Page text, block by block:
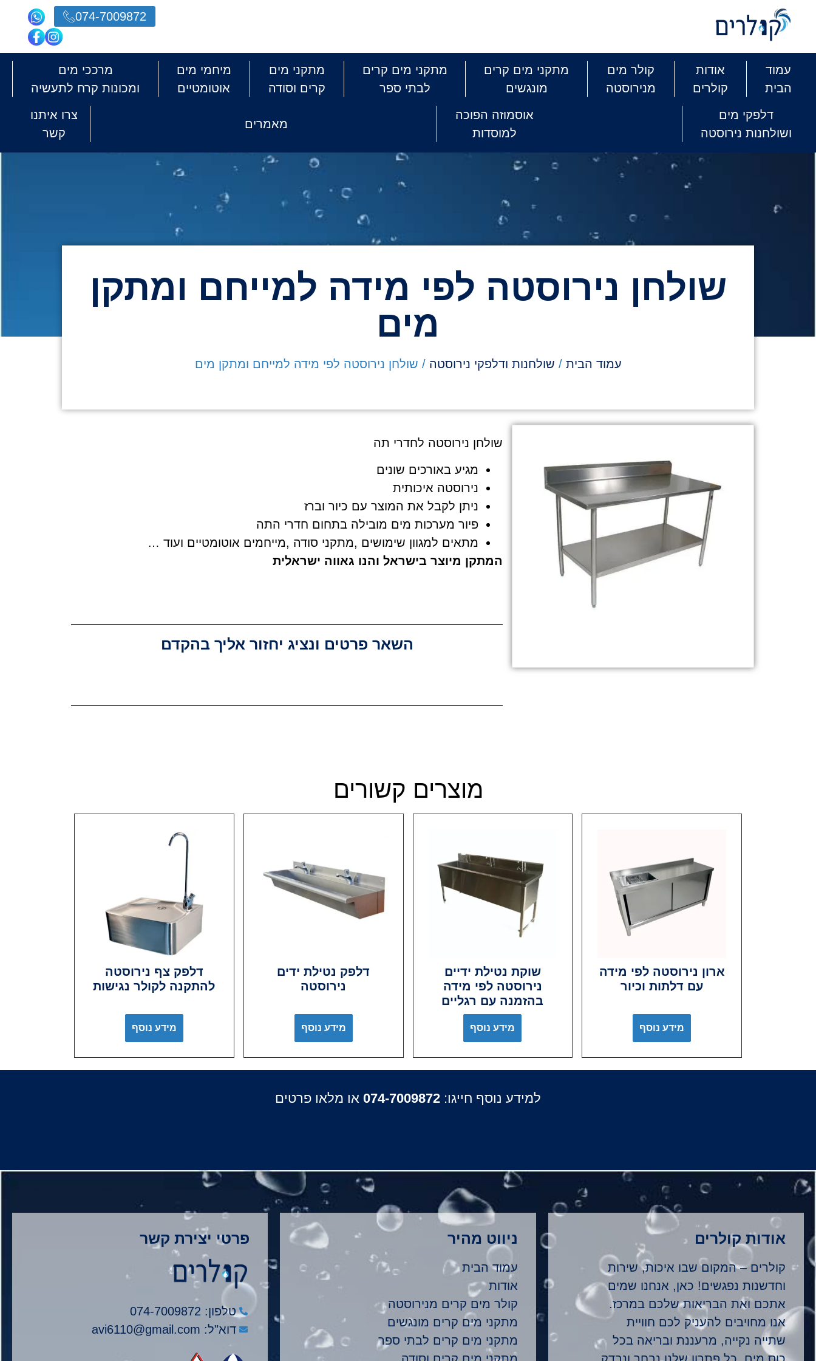
074-7009872
עמוד
הבית
אודות
קולרים
קולר מים
מנירוסטה
מתקני מים קרים
מונגשים
מתקני מים קרים
לבתי ספר
מתקני מים
קרים וסודה
מיחמי מים
אוטומטיים
מרככי מים
ומכונות קרח לתעשיה
דלפקי מים
ושולחנות נירוסטה
אוסמוזה הפוכה
למוסדות
מאמרים
צרו איתנו
קשר
שולחן נירוסטה לפי מידה למייחם ומתקן
מים
עמוד הבית / שולחנות ודלפקי נירוסטה / שולחן נירוסטה לפי מידה למייחם ומתקן מים
שולחן נירוסטה לחדרי תה
מגיע באורכים שונים
נירוסטה איכותית
ניתן לקבל את המוצר עם כיור וברז
פיור מערכות מים מובילה בתחום חדרי התה
מתאים למגוון שימושים ,מתקני סודה ,מייחמים אוטומטיים ועוד …
המתקן מיוצר בישראל והנו גאווה ישראלית
השאר פרטים ונציג יחזור אליך בהקדם
מוצרים קשורים
ארון נירוסטה לפי מידה
עם דלתות וכיור
מידע נוסף
שוקת נטילת ידיים
נירוסטה לפי מידה
בהזמנה עם רגליים
מידע נוסף
דלפק נטילת ידים
נירוסטה
מידע נוסף
דלפק צף נירוסטה
להתקנה לקולר נגישות
מידע נוסף
למידע נוסף חייגו: 074-7009872 או מלאו פרטים
אודות קולרים
קולרים – המקום שבו איכות, שירות
וחדשנות נפגשים! כאן, אנחנו שמים
אתכם ואת הבריאות שלכם במרכז.
אנו מחויבים להעניק לכם חוויית
שתייה נקייה, מרעננת ובריאה בכל
ניווט מהיר
עמוד הבית
אודות
קולר מים קרים מנירוסטה
מתקני מים קרים מונגשים
מתקני מים קרים לבתי ספר
פרטי יצירת קשר
טלפון: 074-7009872
דוא"ל: avi6110@gmail.com